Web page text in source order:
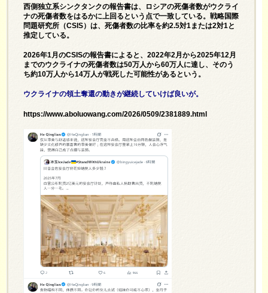
西側独立系シンクタンクの報告書は、ロシアの死傷者数がウクライ
ナの死傷者数をはるかに上回るという点で一致している。戦略国際
問題研究所（CSIS）は、死傷者数の比率を約2.5対1または2対1と
推定している。
2026年1月のCSISの報告書によると、2022年2月から2025年12月
までのウクライナの死傷者数は50万人から60万人に達し、そのう
ち約10万人から14万人が戦死した可能性があるという。
ウクライナの領土奪還の動きが継続していけば良いが。
https://www.aboluowang.com/2026/0509/2381889.html